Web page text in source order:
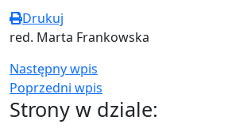
Drukuj
red. Marta Frankowska
Następny wpis
Poprzedni wpis
Strony w dziale: